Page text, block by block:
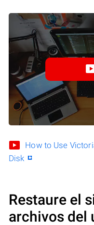
How to Use
Disk
Restaure el
archivos del